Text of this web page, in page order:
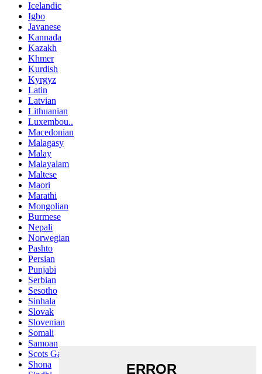
Icelandic
Igbo
Javanese
Kannada
Kazakh
Khmer
Kurdish
Kyrgyz
Latin
Latvian
Lithuanian
Luxembou..
Macedonian
Malagasy
Malay
Malayalam
Maltese
Maori
Marathi
Mongolian
Burmese
Nepali
Norwegian
Pashto
Persian
Punjabi
Serbian
Sesotho
Sinhala
Slovak
Slovenian
Somali
Samoan
Scots Gaelic
Shona